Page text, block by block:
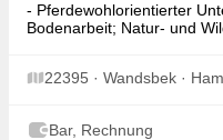
- Pferdewohlorientierter
Bodenarbeit; Natur- und
22395 · Wandsbek ·
Bar, Rechnung